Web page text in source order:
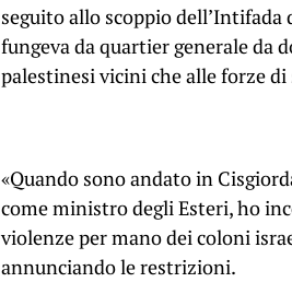
seguito allo scoppio dell’Intifada
fungeva da quartier generale da
palestinesi vicini che alle forze
«Quando sono andato in
come ministro degli Esteri, ho
violenze per mano dei coloni
annunciando le restrizioni.